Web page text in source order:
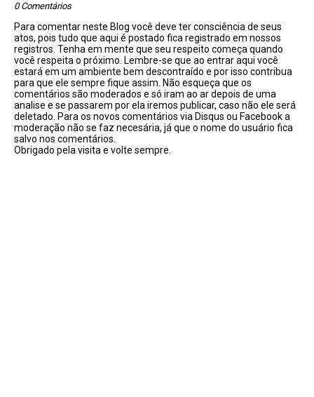
0 Comentários
Para comentar neste Blog você deve ter consciência de seus
atos, pois tudo que aqui é postado fica registrado em nossos
registros. Tenha em mente que seu respeito começa quando
você respeita o próximo. Lembre-se que ao entrar aqui você
estará em um ambiente bem descontraído e por isso contribua
para que ele sempre fique assim. Não esqueça que os
comentários são moderados e só iram ao ar depois de uma
analise e se passarem por ela iremos publicar, caso não ele será
deletado. Para os novos comentários via Disqus ou Facebook a
moderação não se faz necesária, já que o nome do usuário fica
salvo nos comentários.
Obrigado pela visita e volte sempre.